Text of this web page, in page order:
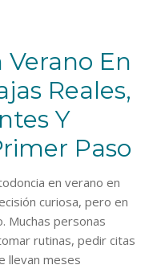
En
Reales,
Y
Paso
en verano en
curiosa, pero en
Muchas personas
rutinas, pedir citas
llevan meses